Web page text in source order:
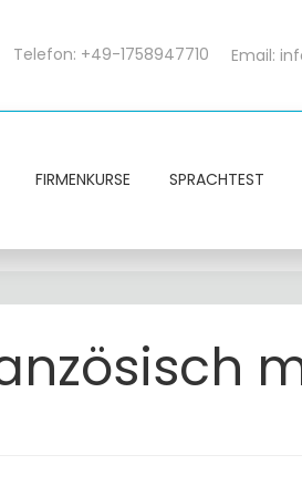
Telefon: +49-1758947710 Email:
FIRMENKURSE SPRACHTEST